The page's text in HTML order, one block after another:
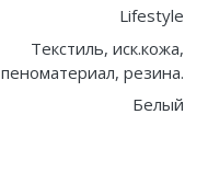
Lifestyle
Текстиль, иск.кожа,
пеноматериал, резина.
Белый